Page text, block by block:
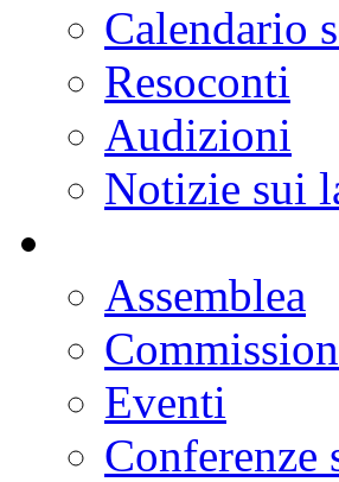
Calendario
Resoconti
Audizioni
Notizie sui
Assemblea
Eventi
Conferenze